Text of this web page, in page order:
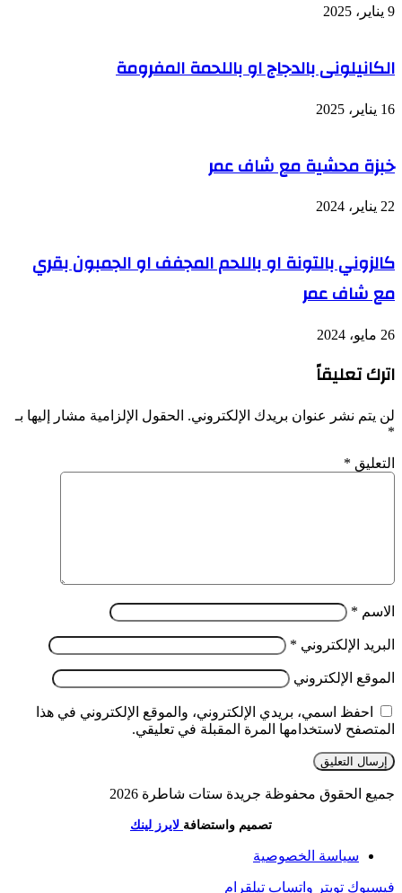
9 يناير، 2025
الكانيلونى بالدجاج او باللحمة المفرومة
16 يناير، 2025
خبزة محشية مع شاف عمر
22 يناير، 2024
كالزوني بالتونة او باللحم المجفف او الجمبون بقري
مع شاف عمر
26 مايو، 2024
اترك تعليقاً
لن يتم نشر عنوان بريدك الإلكتروني. الحقول الإلزامية مشار إليها بـ
*
التعليق *
الاسم *
البريد الإلكتروني *
الموقع الإلكتروني
احفظ اسمي، بريدي الإلكتروني، والموقع الإلكتروني في هذا
المتصفح لاستخدامها المرة المقبلة في تعليقي.
جميع الحقوق محفوظة جريدة ستات شاطرة 2026
تصميم واستضافة لايرز لينك
سياسة الخصوصية
فيسبوك تويتر واتساب تيلقرام